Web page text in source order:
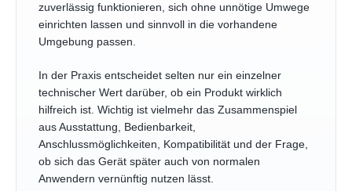
zuverlässig funktionieren, sich ohne unnötige Umwege
einrichten lassen und sinnvoll in die vorhandene
Umgebung passen.
In der Praxis entscheidet selten nur ein einzelner
technischer Wert darüber, ob ein Produkt wirklich
hilfreich ist. Wichtig ist vielmehr das Zusammenspiel
aus Ausstattung, Bedienbarkeit,
Anschlussmöglichkeiten, Kompatibilität und der Frage,
ob sich das Gerät später auch von normalen
Anwendern vernünftig nutzen lässt.